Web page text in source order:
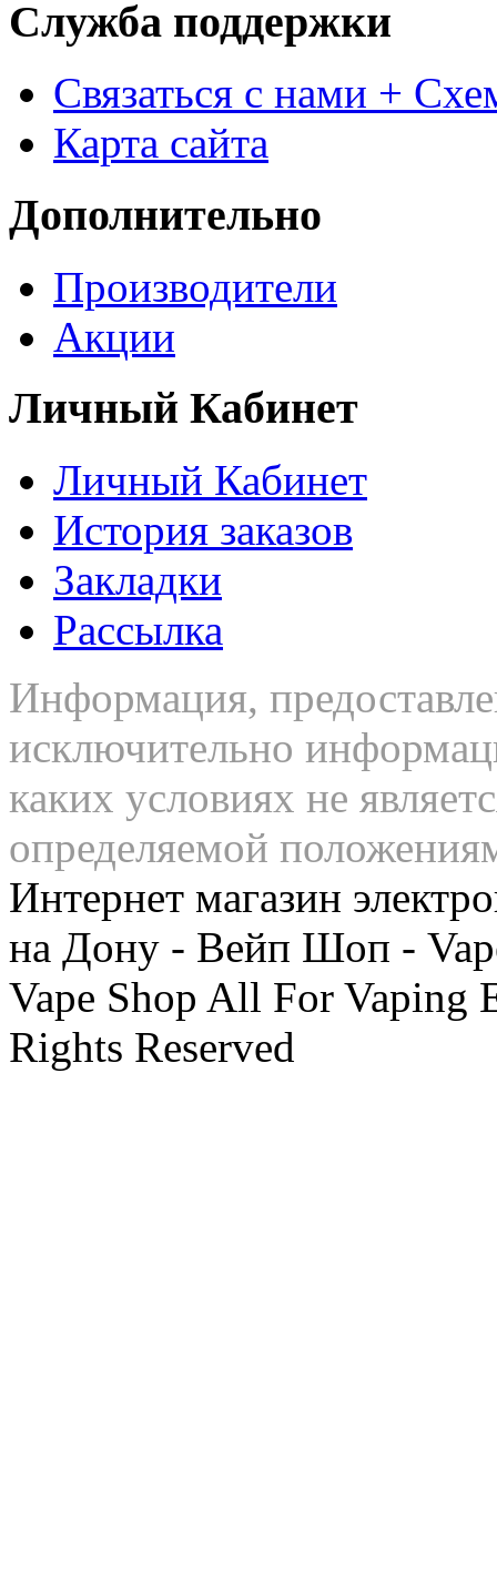
Служба поддержки
Связаться с нами +
Карта сайта
Дополнительно
Производители
Акции
Личный Кабинет
Личный Кабинет
История заказов
Закладки
Рассылка
Информация,
исключительно
каких условиях не
определяемой
Интернет магазин
на Дону - Вейп Шоп -
Vape Shop All For Vaping
Rights Reserved